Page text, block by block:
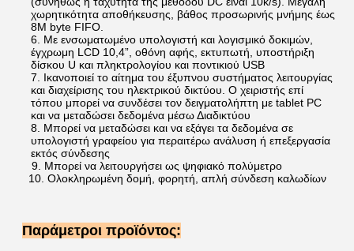
χωρητικότητα αποθήκευσης, βάθος προσωρινής μνήμης έως
8M byte FIFO.
6. Με ενσωματωμένο υπολογιστή και λογισμικό δοκιμών,
έγχρωμη LCD 10,4”, οθόνη αφής, εκτυπωτή, υποστήριξη
δίσκου U και πληκτρολογίου και ποντικιού USB
7. Ικανοποιεί το αίτημα του έξυπνου συστήματος λειτουργίας
και διαχείρισης του ηλεκτρικού δικτύου. Ο χειριστής επί
τόπου μπορεί να συνδέσει τον δειγματολήπτη με tablet PC
και να μεταδώσει δεδομένα μέσω Διαδικτύου
8. Μπορεί να μεταδώσει και να εξάγει τα δεδομένα σε
υπολογιστή γραφείου για περαιτέρω ανάλυση ή επεξεργασία
εκτός σύνδεσης
9. Μπορεί να λειτουργήσει ως ψηφιακό πολύμετρο
10. Ολοκληρωμένη δομή, φορητή, απλή σύνδεση καλωδίων
Παράμετροι προϊόντος: